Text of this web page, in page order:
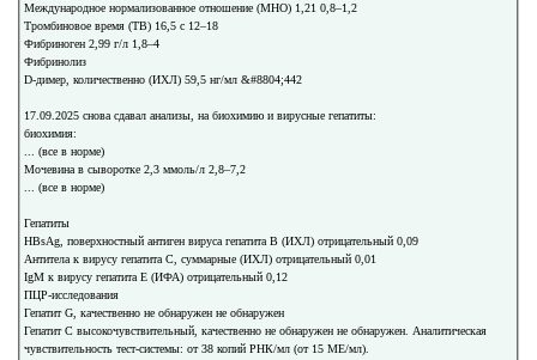
Международное нормализованное отношение (МНО) 1,21 0,8–1,2
Тромбиновое время (ТВ) 16,5 с 12–18
Фибриноген 2,99 г/л 1,8–4
Фибринолиз
D-димер, количественно (ИХЛ) 59,5 нг/мл &#8804;442
17.09.2025 снова сдавал анализы, на биохимию и вирусные гепатиты:
биохимия:
... (все в норме)
Мочевина в сыворотке 2,3 ммоль/л 2,8–7,2
... (все в норме)
Гепатиты
HBsAg, поверхностный антиген вируса гепатита В (ИХЛ) отрицательный 0,09
Антитела к вирусу гепатита С, суммарные (ИХЛ) отрицательный 0,01
IgM к вирусу гепатита Е (ИФА) отрицательный 0,12
ПЦР-исследования
Гепатит G, качественно не обнаружен не обнаружен
Гепатит С высокочувствительный, качественно не обнаружен не обнаружен. Аналитическая
чувствительность тест-системы: от 38 копий РНК/мл (от 15 МЕ/мл).